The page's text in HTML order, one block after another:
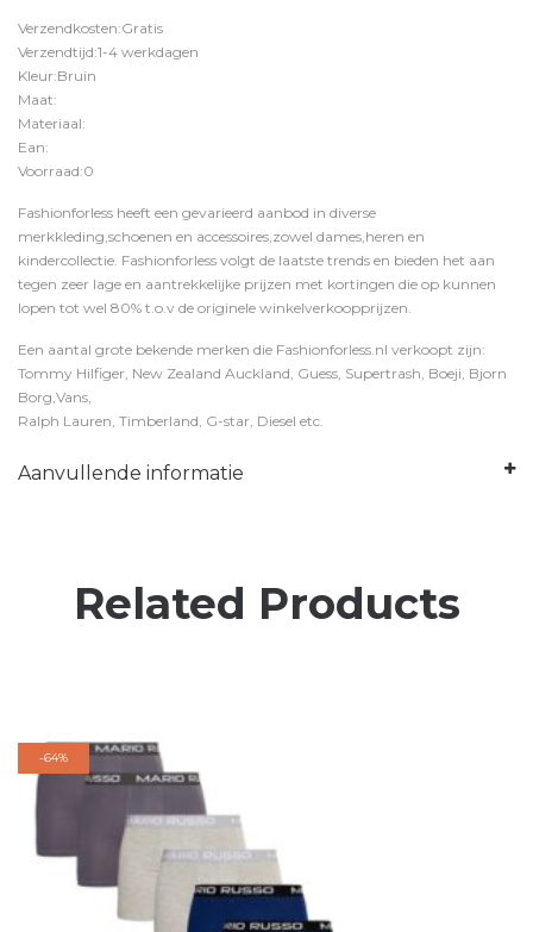
Verzendkosten:Gratis
Verzendtijd:1-4 werkdagen
Kleur:Bruin
Maat:
Materiaal:
Ean:
Voorraad:0
Fashionforless heeft een gevarieerd aanbod in diverse
merkkleding,schoenen en accessoires,zowel dames,heren en
kindercollectie. Fashionforless volgt de laatste trends en bieden het aan
tegen zeer lage en aantrekkelijke prijzen met kortingen die op kunnen
lopen tot wel 80% t.o.v de originele winkelverkoopprijzen.
Een aantal grote bekende merken die Fashionforless.nl verkoopt zijn:
Tommy Hilfiger, New Zealand Auckland, Guess, Supertrash, Boeji, Bjorn
Borg,Vans,
Ralph Lauren, Timberland, G-star, Diesel etc.
Aanvullende informatie
Related Products
-64%